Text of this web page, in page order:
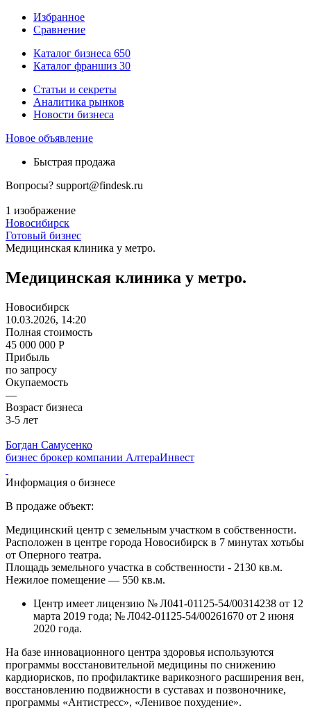
Избранное
Сравнение
Каталог бизнеса 650
Каталог франшиз 30
Статьи и секреты
Аналитика рынков
Новости бизнеса
Новое объявление
Быстрая продажа
Вопросы? support@findesk.ru
1 изображение
Новосибирск
Готовый бизнес
Медицинская клиника у метро.
Медицинская клиника у метро.
Новосибирск
10.03.2026, 14:20
Полная стоимость
45 000 000 Р
Прибыль
по запросу
Окупаемость
—
Возраст бизнеса
3-5 лет
Богдан Самусенко
бизнес брокер компании АлтераИнвест
Информация о бизнесе
В продаже объект:
Медицинский центр с земельным участком в собственности.
Расположен в центре города Новосибирск в 7 минутах хотьбы
от Оперного театра.
Площадь земельного участка в собственности - 2130 кв.м.
Нежилое помещение — 550 кв.м.
Центр имеет лицензию № Л041-01125-54/00314238 от 12
марта 2019 года; № Л042-01125-54/00261670 от 2 июня
2020 года.
На базе инновационного центра здоровья используются
программы восстановительной медицины по снижению
кардиорисков, по профилактике варикозного расширения вен,
восстановлению подвижности в суставах и позвоночнике,
программы «Антистресс», «Ленивое похудение».